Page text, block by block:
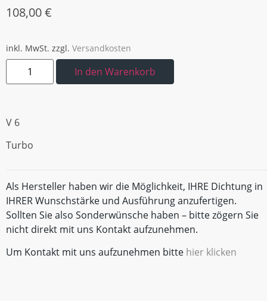
108,00€
inkl. MwSt. zzgl. Versandkosten
In den Warenkorb
V 6
Turbo
Als Hersteller haben wir die Möglichkeit, IHRE Dichtung in
IHRER Wunschstärke und Ausführung anzufertigen.
Sollten Sie also Sonderwünsche haben – bitte zögern Sie
nicht direkt mit uns Kontakt aufzunehmen.
Um Kontakt mit uns aufzunehmen bitte hier klicken